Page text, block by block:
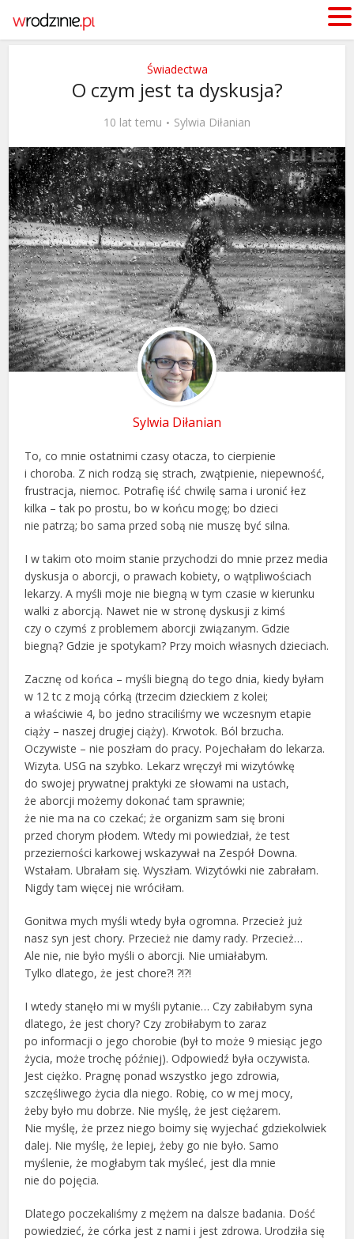
Świadectwa
O czym jest ta dyskusja?
10 lat temu Sylwia Diłanian
Sylwia Diłanian
To, co mnie ostatnimi czasy otacza, to cierpienie
i choroba. Z nich rodzą się strach, zwątpienie, niepewność,
frustracja, niemoc. Potrafię iść chwilę sama i uronić łez
kilka – tak po prostu, bo w końcu mogę; bo dzieci
nie patrzą; bo sama przed sobą nie muszę być silna.
I w takim oto moim stanie przychodzi do mnie przez media
dyskusja o aborcji, o prawach kobiety, o wątpliwościach
lekarzy. A myśli moje nie biegną w tym czasie w kierunku
walki z aborcją. Nawet nie w stronę dyskusji z kimś
czy o czymś z problemem aborcji związanym. Gdzie
biegną? Gdzie je spotykam? Przy moich własnych dzieciach.
Zacznę od końca – myśli biegną do tego dnia, kiedy byłam
w 12 tc z moją córką (trzecim dzieckiem z kolei;
a właściwie 4, bo jedno straciliśmy we wczesnym etapie
ciąży – naszej drugiej ciąży). Krwotok. Ból brzucha.
Oczywiste – nie poszłam do pracy. Pojechałam do lekarza.
Wizyta. USG na szybko. Lekarz wręczył mi wizytówkę
do swojej prywatnej praktyki ze słowami na ustach,
że aborcji możemy dokonać tam sprawnie;
że nie ma na co czekać; że organizm sam się broni
przed chorym płodem. Wtedy mi powiedział, że test
przezierności karkowej wskazywał na Zespół Downa.
Wstałam. Ubrałam się. Wyszłam. Wizytówki nie zabrałam.
Nigdy tam więcej nie wróciłam.
Gonitwa mych myśli wtedy była ogromna. Przecież już
nasz syn jest chory. Przecież nie damy rady. Przecież…
Ale nie, nie było myśli o aborcji. Nie umiałabym.
Tylko dlatego, że jest chore?! ?!?!
I wtedy stanęło mi w myśli pytanie… Czy zabiłabym syna
dlatego, że jest chory? Czy zrobiłabym to zaraz
po informacji o jego chorobie (był to może 9 miesiąc jego
życia, może trochę później). Odpowiedź była oczywista.
Jest ciężko. Pragnę ponad wszystko jego zdrowia,
szczęśliwego życia dla niego. Robię, co w mej mocy,
żeby było mu dobrze. Nie myślę, że jest ciężarem.
Nie myślę, że przez niego boimy się wyjechać gdziekolwiek
dalej. Nie myślę, że lepiej, żeby go nie było. Samo
myślenie, że mogłabym tak myśleć, jest dla mnie
nie do pojęcia.
Dlatego poczekaliśmy z mężem na dalsze badania. Dość
powiedzieć, że córka jest z nami i jest zdrowa. Urodziła się